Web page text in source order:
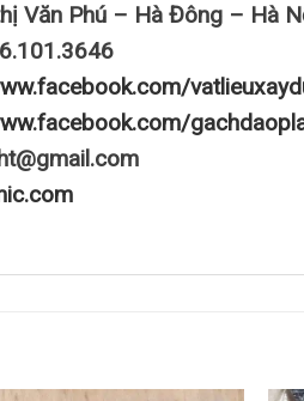
Văn Phú – Hà Đông – Hà